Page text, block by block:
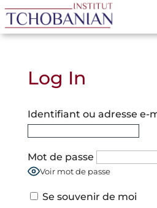
Log In
Identifiant ou adresse e-
Mot de passe
Voir mot de passe
Se souvenir de moi